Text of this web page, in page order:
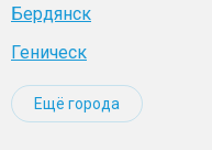
Бердянск
Геническ
Ещё города